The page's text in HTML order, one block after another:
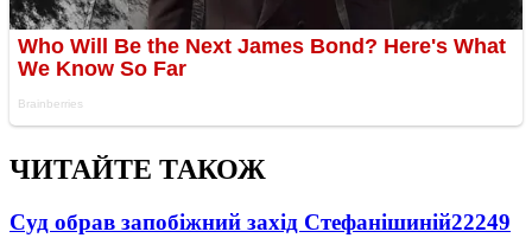
ЧИТАЙТЕ ТАКОЖ
Суд обрав запобіжний захід Стефанішиній22249